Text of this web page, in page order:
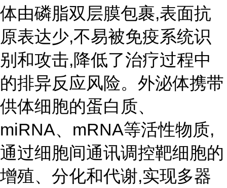
体由磷脂双层膜包裹,表面抗
原表达少,不易被免疫系统识
别和攻击,降低了治疗过程中
的排异反应风险。外泌体携带
供体细胞的蛋白质、
miRNA、mRNA等活性物质,
通过细胞间通讯调控靶细胞的
增殖、分化和代谢,实现多器